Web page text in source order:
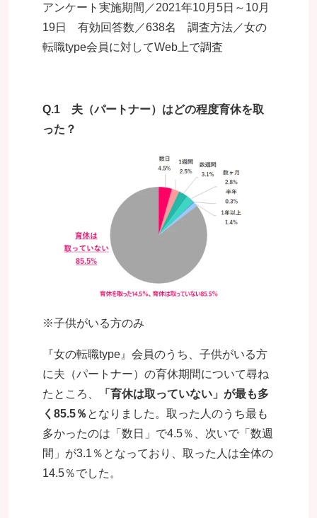
アンケート実施期間／2021年10月5日～10月
19日 有効回答数／638名 調査方法／女の
転職type会員に対してWeb上で調査
Q.1 夫（パートナー）はどの程度育休を取
った？
※子供がいる方のみ
『女の転職type』会員のうち、子供がいる方
に夫（パートナー）の育休期間について尋ね
たところ、
「育休は取っていない」が最も多
く85.5％ となりました。取った人のうち最も
多かったのは「数日」で4.5％、次いで「数週
間」が3.1％となっており、取った人は全体の
14.5％でした。